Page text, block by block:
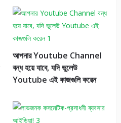
আপনার Youtube Channel
বন্ধ হয়ে যাবে, যদি ভুলেউ
Youtube এই কাজগুলি করেন